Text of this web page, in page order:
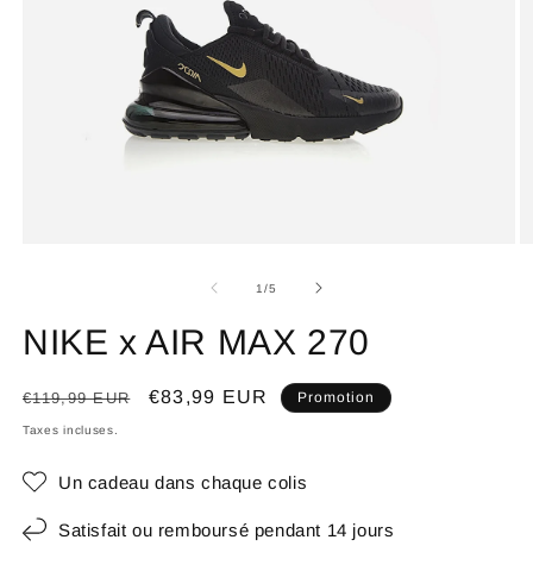
1/de
5
NIKE x AIR MAX 270
Prix
habituel
€119,99 EUR
Prix
€83,99 EUR Promotion
Taxes incluses.
Un cadeau dans chaque colis
Satisfait ou remboursé pendant 14 jours